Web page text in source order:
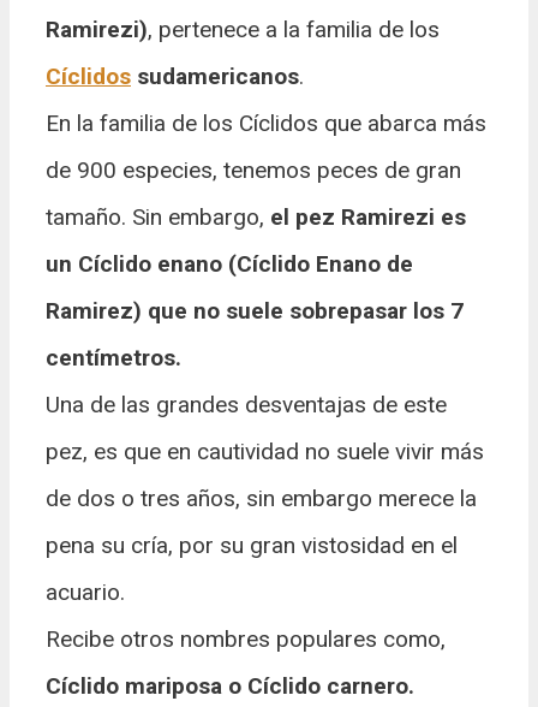
Ramirezi), pertenece a la familia de los
Cíclidos sudamericanos.
En la familia de los Cíclidos que abarca más
de 900 especies, tenemos peces de gran
tamaño. Sin embargo, el pez Ramirezi es
un Cíclido enano (Cíclido Enano de
Ramirez) que no suele sobrepasar los 7
centímetros.
Una de las grandes desventajas de este
pez, es que en cautividad no suele vivir más
de dos o tres años, sin embargo merece la
pena su cría, por su gran vistosidad en el
acuario.
Recibe otros nombres populares como,
Cíclido mariposa o Cíclido carnero.